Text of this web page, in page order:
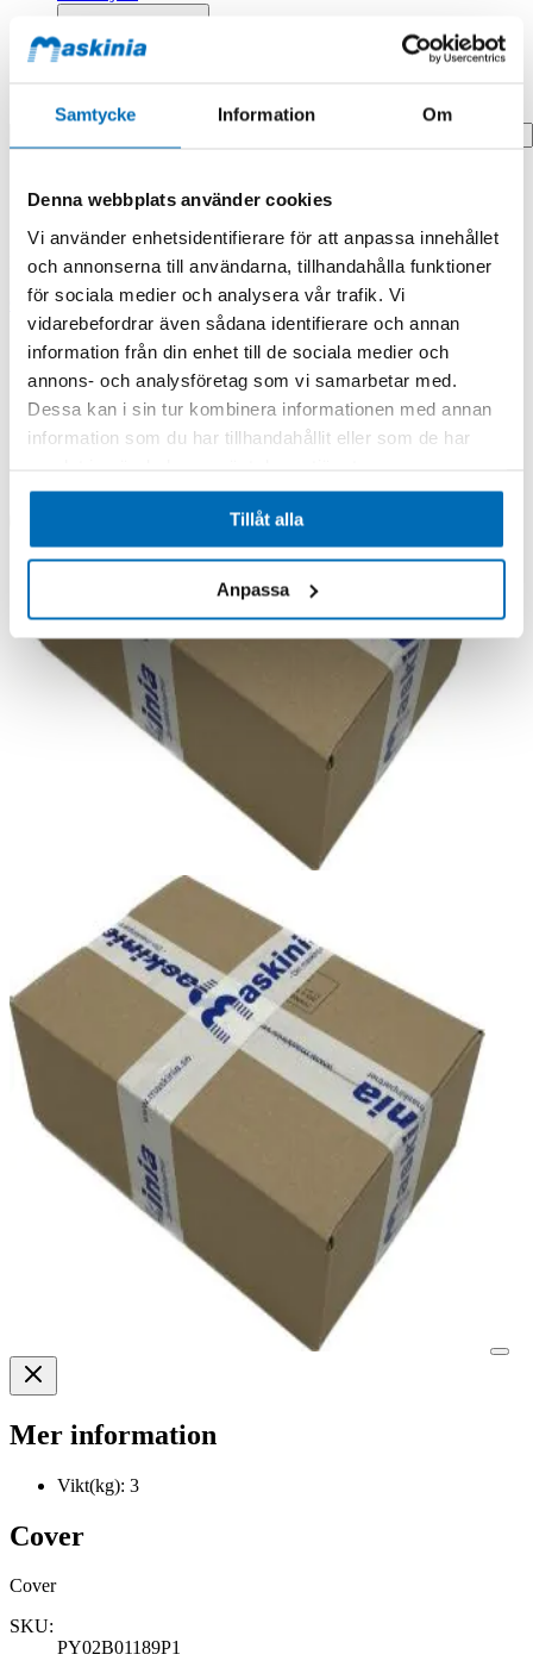
Samtycke Information Om
Denna webbplats använder cookies
Vi använder enhetsidentifierare för att anpassa innehållet
och annonserna till användarna, tillhandahålla funktioner
för sociala medier och analysera vår trafik. Vi
vidarebefordrar även sådana identifierare och annan
information från din enhet till de sociala medier och
annons- och analysföretag som vi samarbetar med.
Dessa kan i sin tur kombinera informationen med annan
information som du har tillhandahållit eller som de har
Tillåt alla
Anpassa
Search
Hem
Produkten finns i följande kategorier:
Case
Cover
Mer information
Vikt(kg): 3
Cover
Cover
SKU:
PY02B01189P1